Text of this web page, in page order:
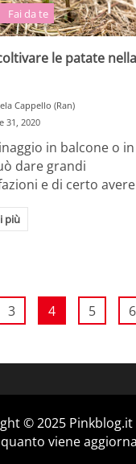
Fai da te
le patate nella
Cappello (Ran)
31, 2020
in balcone o in
dare grandi
e di certo
più
3 4 5 6
© 2025
quanto viene